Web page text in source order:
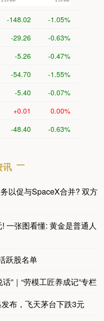
-148.02 -1.05%
-29.26 -0.63%
-5.26 -0.47%
-54.70 -1.55%
-5.40 -0.07%
+0.01 0.00%
-48.40 -0.63%
讯
以促与SpaceX合并? 双方
一张图看懂: 黄金是普通人
跃股名单
”｜“劳模工匠养成记”专栏
布，飞天茅台下跌3元